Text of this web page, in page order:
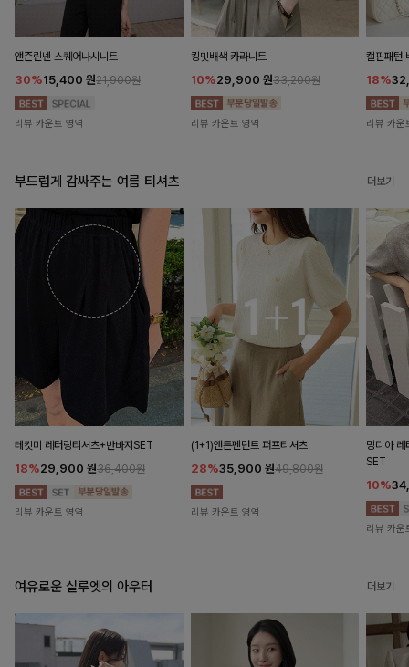
앤즌린넨 스퀘어나시니트
30%15,400 원21,900원
리뷰 카운트 영역
킹밋배색 카라니트
10%29,900 원33,200원
리뷰 카운트 영역
캘핀패턴
18%
리뷰 카운
부드럽게 감싸주는 여름 티셔츠 더보기
테킷미 레터링티셔츠+반바지SET
18%29,900 원36,400원
리뷰 카운트 영역
(1+1)앤튼펜던트 퍼프티셔츠
28%35,900 원49,800원
리뷰 카운트 영역
밍디아 레
SET
10%
리뷰 카운
여유로운 실루엣의 아우터 더보기